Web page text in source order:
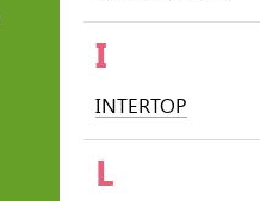
I
INTERTOP
L